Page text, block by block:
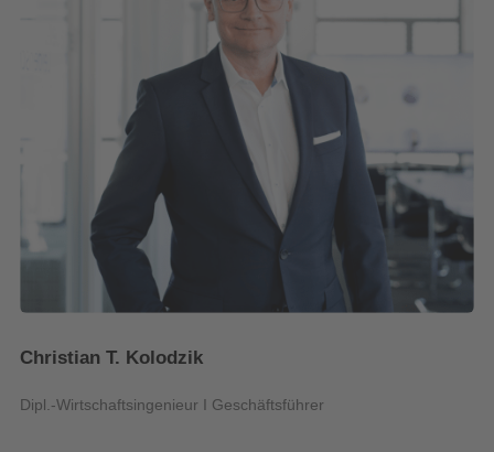
Christian T. Kolodzik
Dipl.-Wirtschaftsingenieur I Geschäftsführer